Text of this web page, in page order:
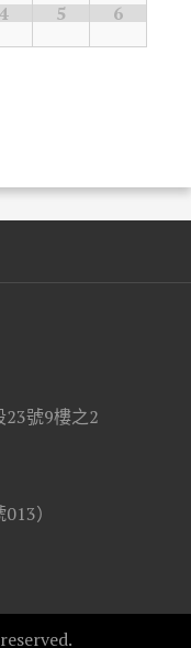
4 5 6
23號9樓之2
）